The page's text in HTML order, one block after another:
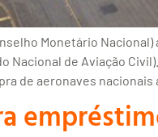
Monetário
Nacional de Aviação
de aeronaves